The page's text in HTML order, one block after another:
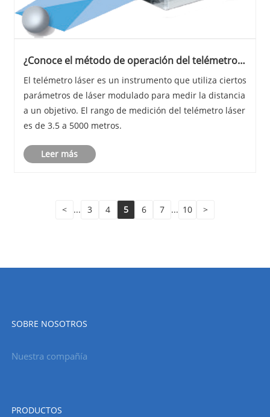
¿Conoce el método de operación del telémetro
El telémetro láser es un instrumento que utiliza ciertos
parámetros de láser modulado para medir la distancia
a un objetivo. El rango de medición del telémetro láser
es de 3.5 a 5000 metros.
Leer más
< ... 3 4 5 6 7 ... 10 >
SOBRE NOSOTROS
Nuestra compañía
PRODUCTOS